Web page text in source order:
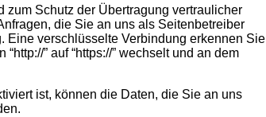
zum Schutz der Übertragung vertraulicher
die Sie an uns als Seitenbetreiber
Eine verschlüsselte Verbindung erkennen Sie
” auf “https://” wechselt und an dem
ist, können die Daten, die Sie an uns